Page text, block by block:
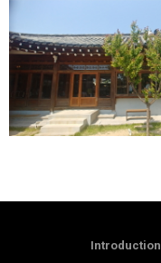
Introduction